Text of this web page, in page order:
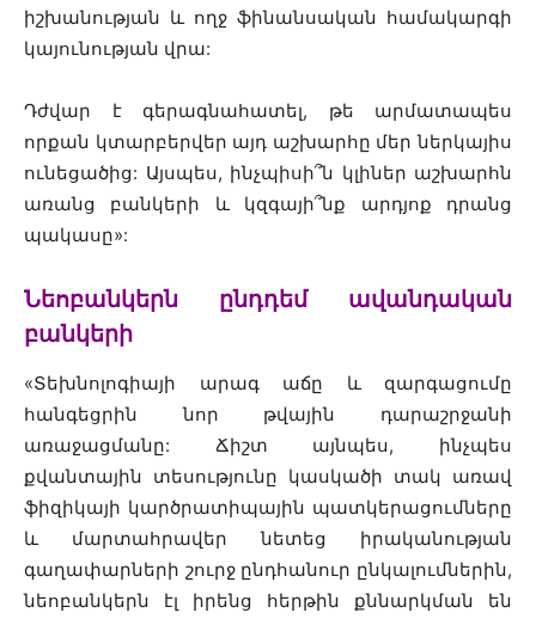
իշխանության և ողջ ֆինանսական համակարգի
կայունության վրա:
Դժվար է գերագնահատել, թե արմատապես
որքան կտարբերվեր այդ աշխարհը մեր ներկայիս
ունեցածից: Այսպես, ինչպիսի՞ն կլիներ աշխարհն
առանց բանկերի և կզգայի՞նք արդյոք դրանց
պակասը»:
Նեոբանկերն ընդդեմ ավանդական
բանկերի
«Տեխնոլոգիայի արագ աճը և զարգացումը
հանգեցրին նոր թվային դարաշրջանի
առաջացմանը: Ճիշտ այնպես, ինչպես
քվանտային տեսությունը կասկածի տակ առավ
ֆիզիկայի կարծրատիպային պատկերացումները
և մարտահրավեր նետեց իրականության
գաղափարների շուրջ ընդհանուր ընկալումներին,
նեոբանկերն էլ իրենց հերթին քննարկման են